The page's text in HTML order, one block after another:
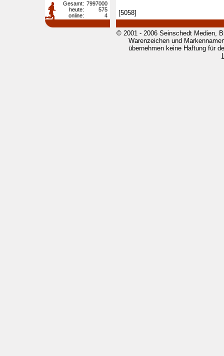
[5058]
Gesamt: 7997000
heute:
575
online:
4
© 2001 - 2006 Seinschedt Medien,
Warenzeichen und
übernehmen keine Haftung für